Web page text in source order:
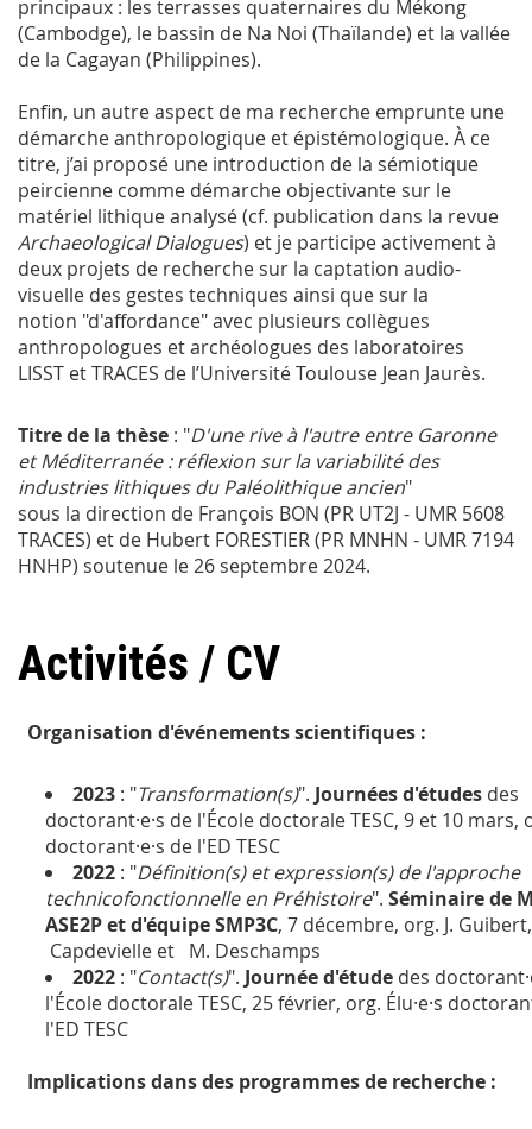
principaux : les terrasses quaternaires du Mékong
(Cambodge), le bassin de Na Noi (Thaïlande) et la vallée
de la Cagayan (Philippines).
Enfin, un autre aspect de ma recherche emprunte une
démarche anthropologique et épistémologique. À ce
titre, j’ai proposé une introduction de la sémiotique
peircienne comme démarche objectivante sur le
matériel lithique analysé (cf. publication dans la revue
Archaeological Dialogues) et je participe activement à
deux projets de recherche sur la captation audio-
visuelle des gestes techniques ainsi que sur la
notion "d'affordance" avec plusieurs collègues
anthropologues et archéologues des laboratoires
LISST et TRACES de l’Université Toulouse Jean Jaurès.
Titre de la thèse : "D'une rive à l'autre entre Garonne
et Méditerranée : réflexion sur la variabilité des
industries lithiques du Paléolithique ancien"
sous la direction de François BON (PR UT2J - UMR 5608
TRACES) et de Hubert FORESTIER (PR MNHN - UMR 7194
HNHP) soutenue le 26 septembre 2024.
Activités / CV
Organisation d'événements scientifiques :
2023 : "Transformation(s)". Journées d'études des
doctorant·e·s de l'École doctorale TESC, 9 et 10 mars,
doctorant·e·s de l'ED TESC
2022 : "Définition(s) et expression(s) de l'approche
technicofonctionnelle en Préhistoire". Séminaire de
ASE2P et d'équipe SMP3C, 7 décembre, org. J. Guibert,
Capdevielle et M. Deschamps
2022 : "Contact(s)". Journée d'étude des
l'École doctorale TESC, 25 février, org. Élu·e·s
l'ED TESC
Implications dans des programmes de recherche :